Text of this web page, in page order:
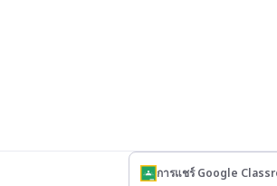
การแชร์ Google